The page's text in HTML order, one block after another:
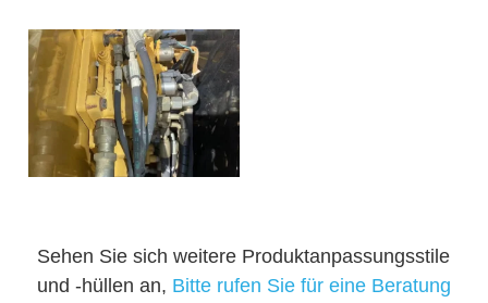
Sehen Sie sich weitere Produktanpassungsstile
und -hüllen an, Bitte rufen Sie für eine Beratung